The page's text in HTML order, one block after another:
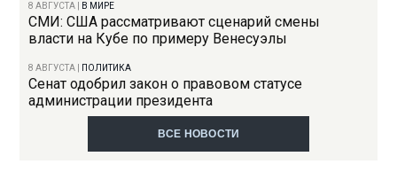
8 АВГУСТА В МИРЕ
СМИ: США рассматривают сценарий смены
власти на Кубе по примеру Венесуэлы
8 АВГУСТА ПОЛИТИКА
Сенат одобрил закон о правовом статусе
администрации президента
ВСЕ НОВОСТИ